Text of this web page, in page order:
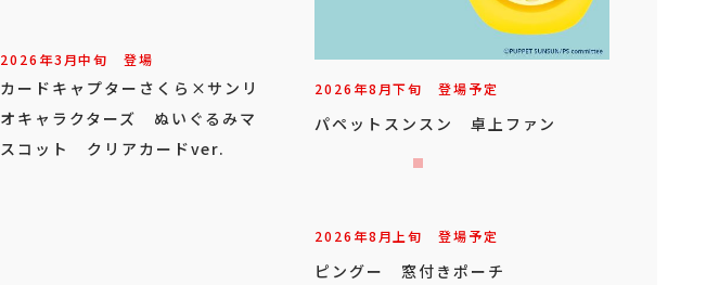
2026年3月中旬 登場
カードキャプターさくら×サンリ
オキャラクターズ ぬいぐるみマ
スコット クリアカードver.
2026年8月下旬 登場予定
パペットスンスン 卓上ファン
2026年8月上旬 登場予定
ピングー 窓付きポーチ